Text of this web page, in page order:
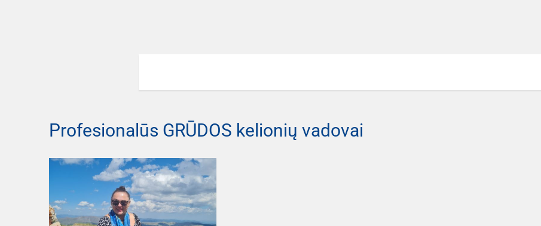
Profesionalūs GRŪDOS kelionių vadovai